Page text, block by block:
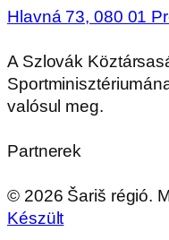
Hlavná 73, 080 01
A Szlovák
valósul meg.
Partnerek
© 2026 Šariš régió.
Készült